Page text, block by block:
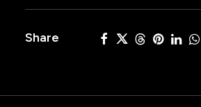
Share